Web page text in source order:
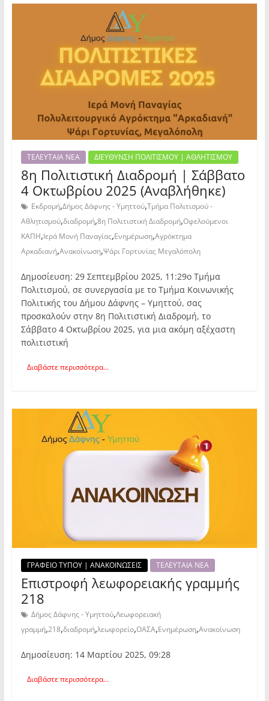
ΤΕΛΕΥΤΑΙΑ ΝΕΑ ΔΙΕΥΘΥΝΣΗ ΠΟΛΙΤΙΣΜΟΥ | ΑΘΛΗΤΙΣΜΟΥ
8η Πολιτιστική Διαδρομή | Σάββατο
4 Οκτωβρίου 2025 (Αναβλήθηκε)
Εκδρομή,Δήμος Δάφνης - Υμηττού,Τμήμα Πολιτισμού -
Αθλητισμού,διαδρομή,8η Πολιτιστική Διαδρομή,Οφελούμενοι
ΚΑΠΗ,Ιερά Μονή Παναγίας,Ενημέρωση,Αγρόκτημα
Αρκαδιανή,Ανακοίνωση,Ψάρι Γορτυνίας Μεγαλόπολη
Δημοσίευση: 29 Σεπτεμβρίου 2025, 11:29ο Τμήμα
Πολιτισμού, σε συνεργασία με το Τμήμα Κοινωνικής
Πολιτικής του Δήμου Δάφνης – Υμηττού, σας
προσκαλούν στην 8η Πολιτιστική Διαδρομή, το
Σάββατο 4 Οκτωβρίου 2025, για μια ακόμη αξέχαστη
πολιτιστική
Διαβάστε περισσότερα...
ΓΡΑΦΕΙΟ ΤΥΠΟΥ | ΑΝΑΚΟΙΝΩΣΕΙΣ ΤΕΛΕΥΤΑΙΑ ΝΕΑ
Επιστροφή λεωφορειακής γραμμής
218
Δήμος Δάφνης - Υμηττού,Λεωφορειακή
γραμμή,218,διαδρομή,λεωφορείο,ΟΑΣΑ,Ενημέρωση,Ανακοίνωση
Δημοσίευση: 14 Μαρτίου 2025, 09:28
Διαβάστε περισσότερα...